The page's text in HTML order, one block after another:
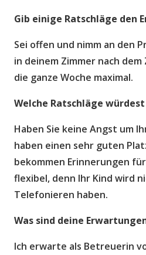
Gib einige Ratschläge den
Sei offen und nimm an den
in deinem Zimmer nach
die ganze Woche maximal.
Welche Ratschläge w
Haben Sie keine Angst um
haben einen sehr guten
bekommen Erinnerungen
flexibel, denn Ihr Kind wird
Telefonieren haben.
Was sind deine
Ich erwarte als Betreuerin